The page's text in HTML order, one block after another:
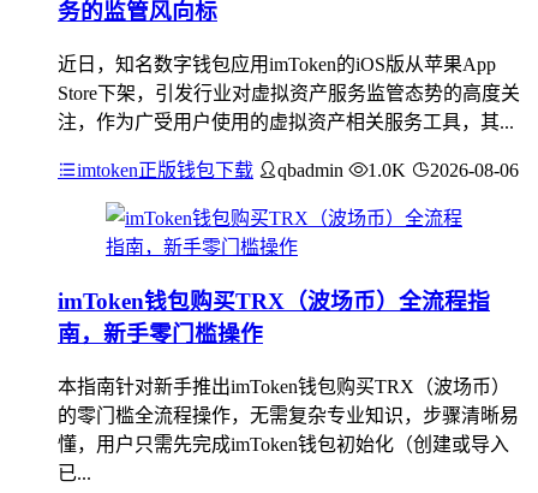
务的监管风向标
近日，知名数字钱包应用imToken的iOS版从苹果App
Store下架，引发行业对虚拟资产服务监管态势的高度关
注，作为广受用户使用的虚拟资产相关服务工具，其...
imtoken正版钱包下载 qbadmin 1.0K 2026-08-06
imToken钱包购买TRX（波场币）全流程指
南，新手零门槛操作
本指南针对新手推出imToken钱包购买TRX（波场币）
的零门槛全流程操作，无需复杂专业知识，步骤清晰易
懂，用户只需先完成imToken钱包初始化（创建或导入
已...